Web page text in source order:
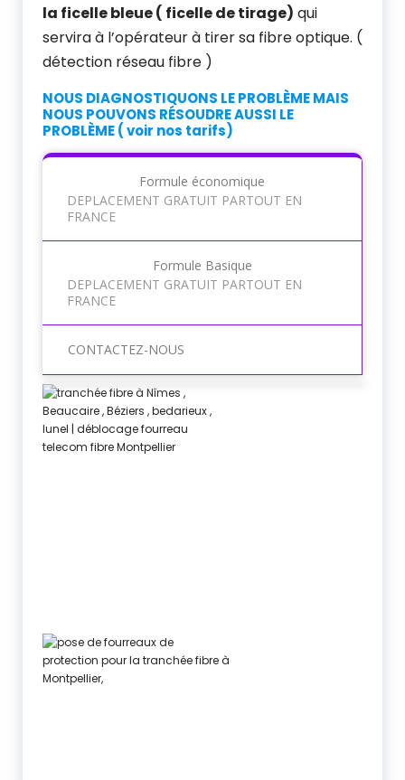
la ficelle bleue ( ficelle de tirage) qui
servira à l’opérateur à tirer sa fibre optique. (
détection réseau fibre )
NOUS DIAGNOSTIQUONS LE PROBLÈME MAIS
NOUS POUVONS RÉSOUDRE AUSSI LE
PROBLÈME ( voir nos tarifs)
Formule économique
DEPLACEMENT GRATUIT PARTOUT EN
FRANCE
Formule Basique
DEPLACEMENT GRATUIT PARTOUT EN
FRANCE
CONTACTEZ-NOUS